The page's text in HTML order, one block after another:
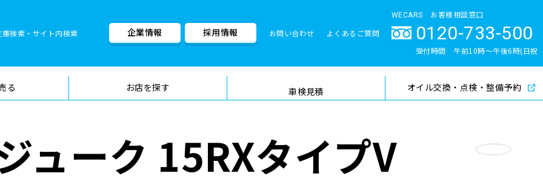
庫検索・サイト内検索
検索
企業情報 採用情報 お問い合わせ よくあるご質問
WECARS お客様相談窓口
0120-733-500
受付時間 午前10時〜午後6時(日祝
る お店を探す 車検見積
車検料金・メニュー 品質管理とサポート体制
オイル交換・点検・整備予約
ューク 15RXタイプV お気に入り